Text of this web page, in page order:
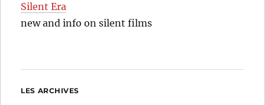
Silent Era
new and info on silent films
LES ARCHIVES